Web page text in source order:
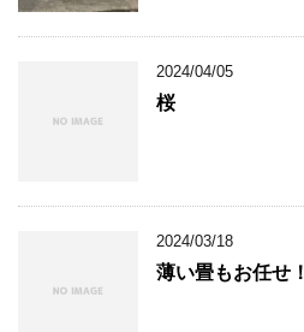
2024/04/05
桜
2024/03/18
薄い畳もお任せ！